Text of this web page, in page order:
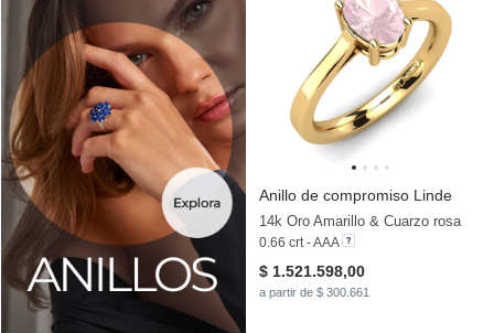
Anillo de compromiso Linde
14k Oro Amarillo & Cuarzo rosa
0.66 crt - AAA
$ 1.521.598,00
a partir de $ 300.661